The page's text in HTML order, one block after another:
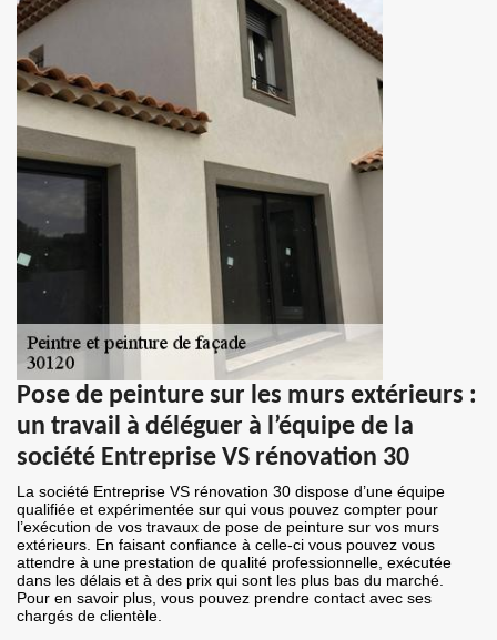
Pose de peinture sur les murs extérieurs :
un travail à déléguer à l’équipe de la
société Entreprise VS rénovation 30
La société Entreprise VS rénovation 30 dispose d’une équipe
qualifiée et expérimentée sur qui vous pouvez compter pour
l’exécution de vos travaux de pose de peinture sur vos murs
extérieurs. En faisant confiance à celle-ci vous pouvez vous
attendre à une prestation de qualité professionnelle, exécutée
dans les délais et à des prix qui sont les plus bas du marché.
Pour en savoir plus, vous pouvez prendre contact avec ses
chargés de clientèle.